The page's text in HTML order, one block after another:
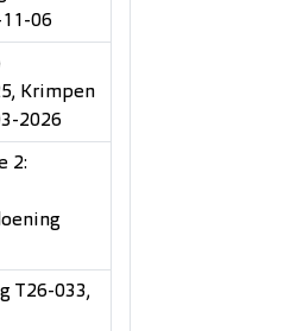
06
Krimpen
2026
2:
T26-033,